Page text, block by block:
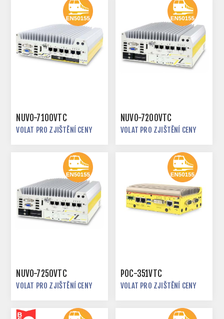
NUVO-7100VTC
VOLAT PRO ZJIŠTĚNÍ CENY
NUVO-7200VTC
VOLAT PRO ZJIŠTĚNÍ CENY
NUVO-7250VTC
VOLAT PRO ZJIŠTĚNÍ CENY
POC-351VTC
VOLAT PRO ZJIŠTĚNÍ CENY